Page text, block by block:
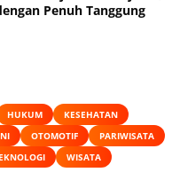
Penuh Tanggung
HUKUM
KESEHATAN
OTOMOTIF
PARIWISATA
WISATA